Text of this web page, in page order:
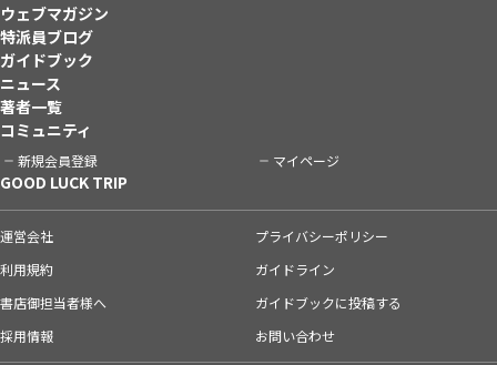
ウェブマガジン
特派員ブログ
ガイドブック
ニュース
著者一覧
コミュニティ
新規会員登録 マイページ
GOOD LUCK TRIP
運営会社
プライバシーポリシー
利用規約
ガイドライン
書店御担当者様へ
ガイドブックに投稿する
採用情報
お問い合わせ